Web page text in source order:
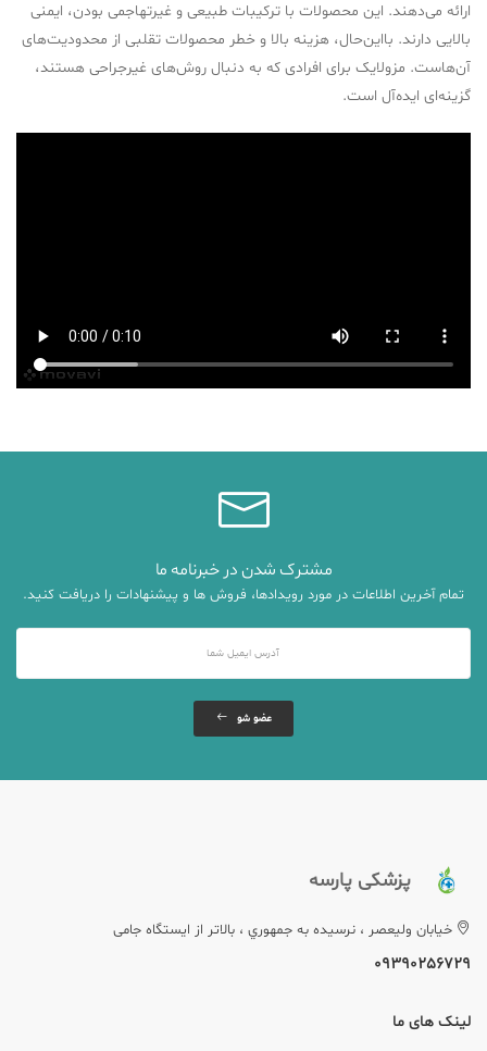
ارائه می‌دهند. این محصولات با ترکیبات طبیعی و غیرتهاجمی بودن، ایمنی
بالایی دارند. بااین‌حال، هزینه بالا و خطر محصولات تقلبی از محدودیت‌های
آن‌هاست. مزولایک برای افرادی که به دنبال روش‌های غیرجراحی هستند،
گزینه‌ای ایده‌آل است.
مشترک شدن در خبرنامه ما
تمام آخرین اطلاعات در مورد رویدادها، فروش ها و پیشنهادات را دریافت کنید.
عضو شو
پزشکی پارسه
خيابان وليعصر ، نرسيده به جمهوري ، بالاتر از ایستگاه جامی
09390256729
لینک های ما